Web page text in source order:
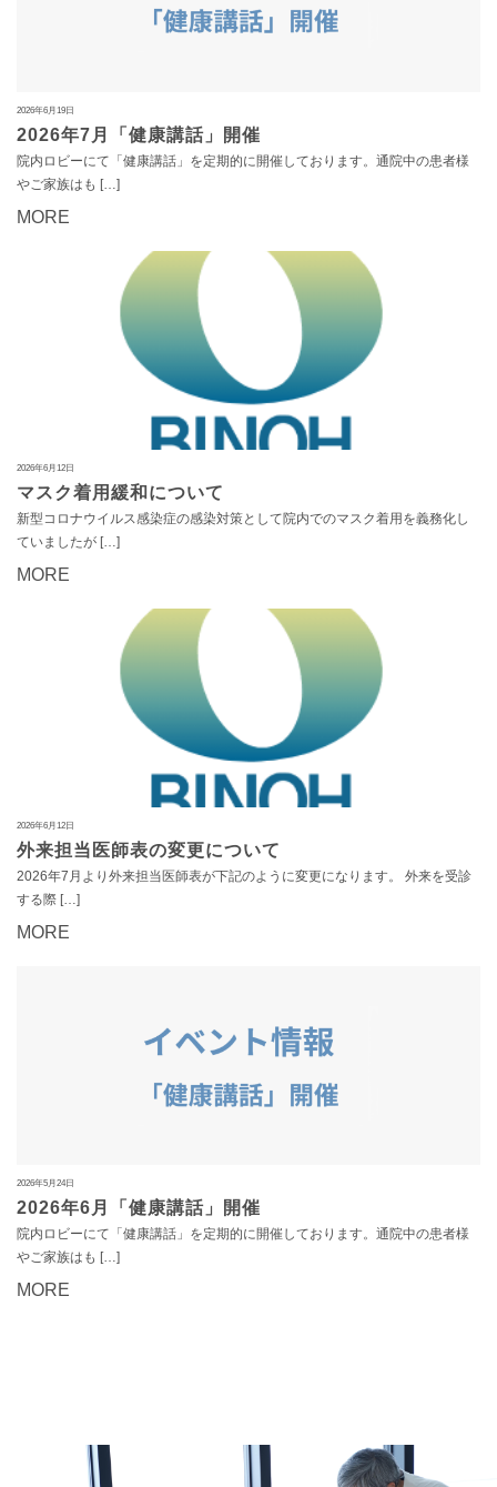
2026年6月19日
2026年7月「健康講話」開催
院内ロビーにて「健康講話」を定期的に開催しております。通院中の患者様
やご家族はも […]
MORE
2026年6月12日
マスク着用緩和について
新型コロナウイルス感染症の感染対策として院内でのマスク着用を義務化し
ていましたが […]
MORE
2026年6月12日
外来担当医師表の変更について
2026年7月より外来担当医師表が下記のように変更になります。 外来を受診
する際 […]
MORE
2026年5月24日
2026年6月「健康講話」開催
院内ロビーにて「健康講話」を定期的に開催しております。通院中の患者様
やご家族はも […]
MORE